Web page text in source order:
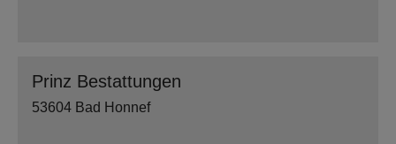
Prinz Bestattungen
53604 Bad Honnef